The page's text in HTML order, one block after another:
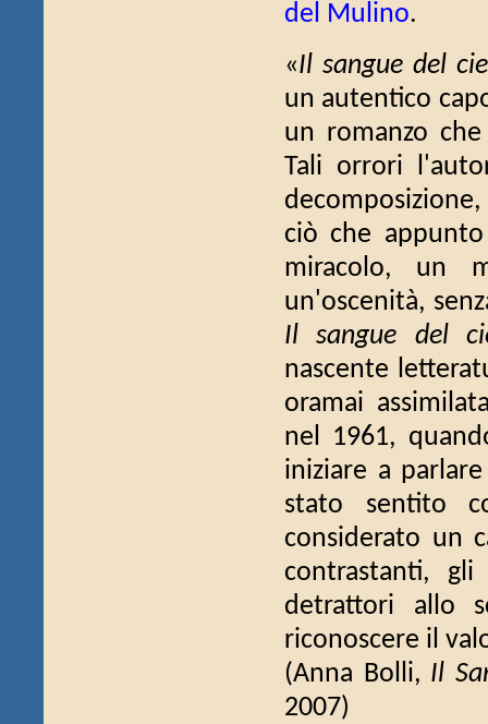
del Mulino.
«Il sangue del
un autentico
un romanzo
Tali orrori
ciò che
miracolo, un
un'oscenità,
Il sangue del
nascente
oramai
nel 1961,
iniziare a
stato sentito
considerato un
contrastanti,
detrattori allo
riconoscere il
(Anna Bolli, Il
2007)